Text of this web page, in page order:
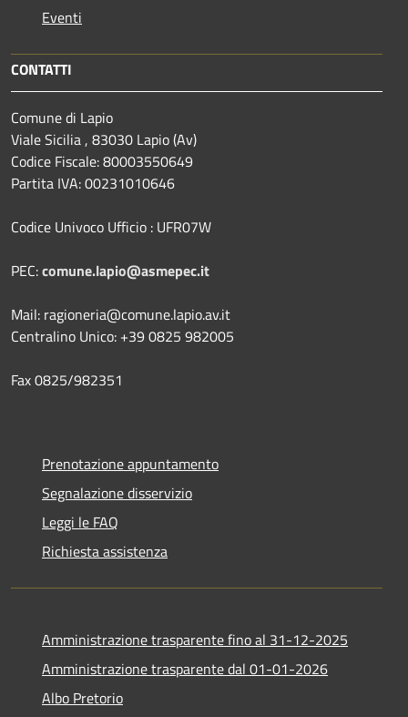
Eventi
CONTATTI
Comune di Lapio
Viale Sicilia , 83030 Lapio (Av)
Codice Fiscale: 80003550649
Partita IVA: 00231010646
Codice Univoco Ufficio : UFR07W
PEC:comune.lapio@asmepec.it
Mail: ragioneria@comune.lapio.av.it
Centralino Unico: +39 0825 982005
Fax 0825/982351
Prenotazione appuntamento
Segnalazione disservizio
Leggi le FAQ
Richiesta assistenza
Amministrazione trasparente fino al 31-12-2025
Amministrazione trasparente dal 01-01-2026
Albo Pretorio